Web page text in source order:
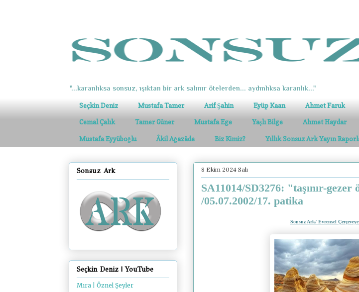
"...karanlıksa sonsuz, ışıktan bir ark salınır ötelerden... aydınlıksa karanlık..."
Seçkin Deniz Mustafa Tamer Arif Şahin Eyüp Kaan Ahmet Faruk
Cemal Çalık Tamer Güner Mustafa Ege Yaşlı Bilge Ahmet Haydar
Mustafa Eyyüboğlu Âkil Ağazâde Biz Kimiz? Yıllık Sonsuz Ark Yayın
8 Ekim 2024 Salı
SA11014/SD3276: "taşınır-gezer
/05.07.2002/17. patika
Sonsuz Ark/ Evrensel
Sonsuz Ark
Seçkin Deniz | YouTube
Mıra | Öznel Şeyler